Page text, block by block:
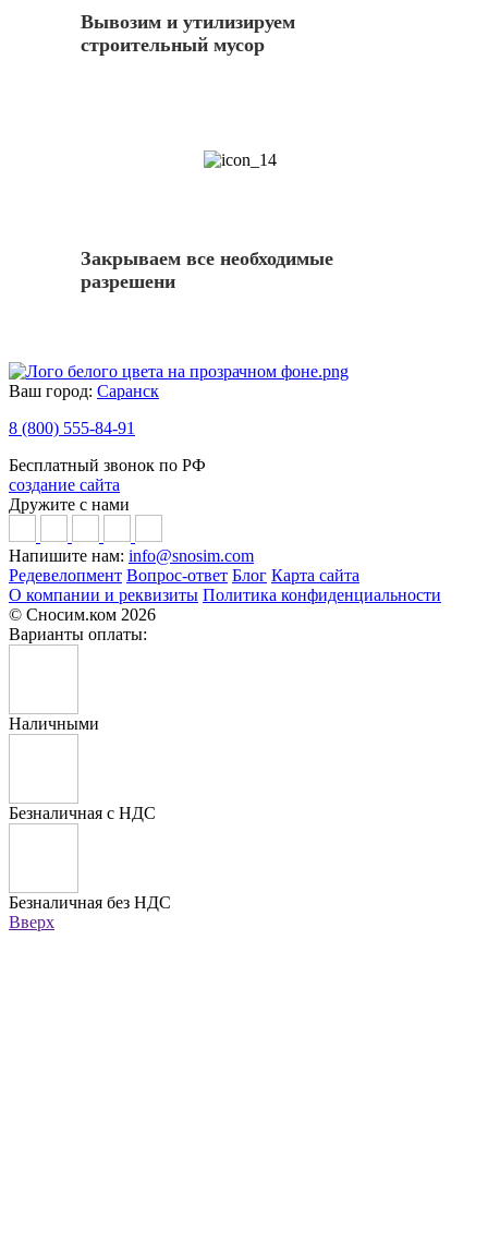
Вывозим и утилизируем
строительный мусор
Закрываем все необходимые
разрешени
Ваш город: Саранск
8 (800) 555-84-91
Бесплатный звонок по РФ
создание сайта
Дружите с нами
Напишите нам: info@snosim.com
Редевелопмент Вопрос-ответ Блог Карта сайта
О компании и реквизиты Политика конфиденциальности
© Сносим.ком 2026
Варианты оплаты:
Наличными
Безналичная с НДС
Безналичная без НДС
Вверх